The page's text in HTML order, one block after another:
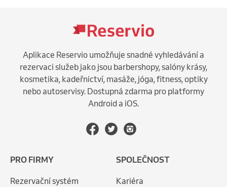
Aplikace Reservio umožňuje snadné vyhledávání a
rezervaci služeb jako jsou barbershopy, salóny krásy,
kosmetika, kadeřnictví, masáže, jóga, fitness, optiky
nebo autoservisy. Dostupná zdarma pro platformy
Android a iOS.
PRO FIRMY
Rezervační systém
SPOLEČNOST
Kariéra